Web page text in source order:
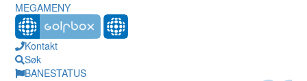
MEGAMENY
Kontakt
Søk
BANESTATUS